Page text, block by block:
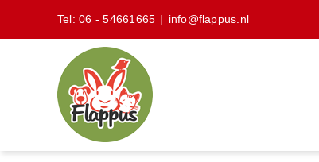
content
Tel:06 - 54661665 | info@flappus.nl